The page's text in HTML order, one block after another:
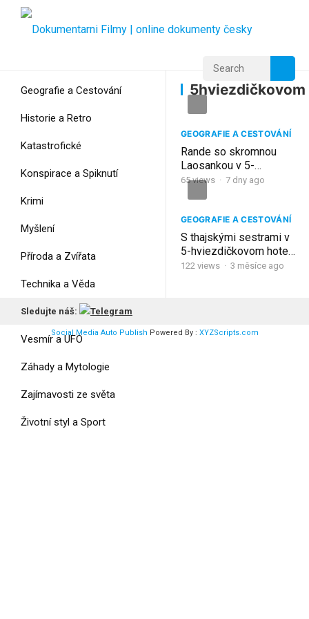
Geografie a Cestování
Historie a Retro
Katastrofické
Konspirace a Spiknutí
Krimi
Myšlení
Příroda a Zvířata
Technika a Věda
Válka a Armáda
Vesmír a UFO
Záhady a Mytologie
Zajímavosti ze světa
Životní styl a Sport
5hviezdičkovom
5hviezdičkovom
GEOGRAFIE A CESTOVÁNÍ
Rande so skromnou
Laosankou v 5-
hviezdičkovom hoteli |
65views · 7 dny ago
GEOGRAFIE A CESTOVÁNÍ
S thajskými sestrami v
5-hviezdičkovom hoteli
| Koh Samui, Thajsko
122 views · 3 měsíce ago
Sledujte náš:
Social Media Auto Publish Powered By : XYZScripts.com